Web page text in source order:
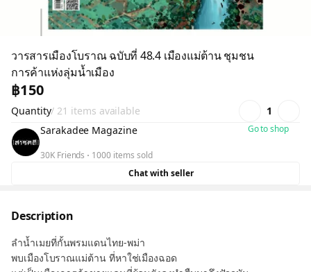
วารสารเมืองโบราณ ฉบับที่ 48.4 เมืองแม่ต้าน ชุมชน
การค้าแห่งลุ่มน้ำเมือง
฿150
Quantity/ 21 items available
1
Sarakadee Magazine
30K Friends 1000 items sold
Go to shop
Chat with seller
Description
ลำน้ำเมยที่กั้นพรมแดนไทย-พม่า
พบเมืองโบราณแม่ต้าน ที่หาใช่เมืองฉอด